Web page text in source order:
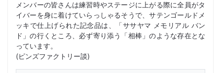
メンバーの皆さんは練習時やステージに上がる際に全員がタ
イバーを身に着けていらっしゃるそうで、サテンゴールドメ
ッキで仕上げられた記念品は、「ササヤマ メモリアル バン
ド」の行くところ、必ず寄り添う「相棒」のような存在とな
っています。
(ピンズファクトリー談)